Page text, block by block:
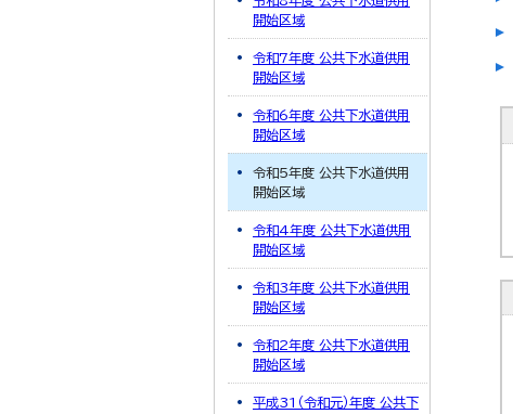
開始区域
令和7年度 公共下水道供用
開始区域
令和6年度 公共下水道供用
開始区域
令和5年度 公共下水道供用
開始区域
令和4年度 公共下水道供用
開始区域
令和3年度 公共下水道供用
開始区域
令和2年度 公共下水道供用
開始区域
平成31（令和元）年度 公共下